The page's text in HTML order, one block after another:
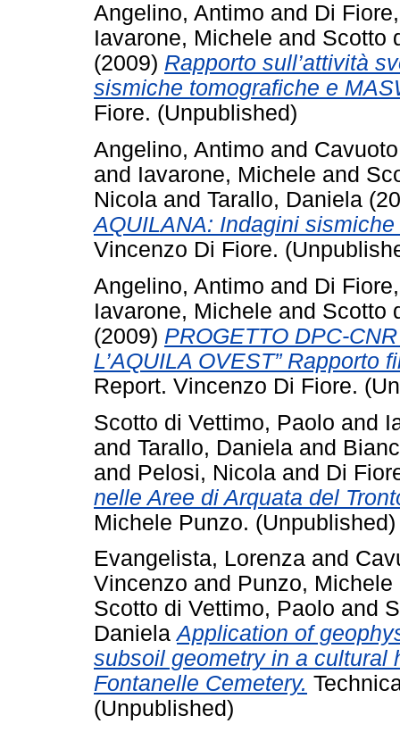
Angelino, Antimo and Di
Iavarone, Michele and Scotto
(2009) Rapporto sull’attività
sismiche tomografiche e
Fiore. (Unpublished)
Angelino, Antimo and
and Iavarone, Michele and
Nicola and Tarallo, Daniela
AQUILANA: Indagini
Vincenzo Di Fiore.
Angelino, Antimo and Di
Iavarone, Michele and Scotto
(2009) PROGETTO DPC-
L’AQUILA OVEST” Rapporto
Report. Vincenzo Di Fiore.
Scotto di Vettimo, Paolo and
and Tarallo, Daniela and
and Pelosi, Nicola and Di
nelle Aree di Arquata del
Michele Punzo. (Unpublished)
Evangelista, Lorenza and
Vincenzo and Punzo, Michele
Scotto di Vettimo, Paolo and
Daniela Application of
subsoil geometry in a cultural
Fontanelle Cemetery.
(Unpublished)